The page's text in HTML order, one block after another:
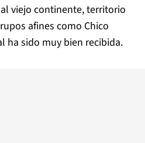
viejo continente, territorio
afines como Chico
ha sido muy bien recibida.